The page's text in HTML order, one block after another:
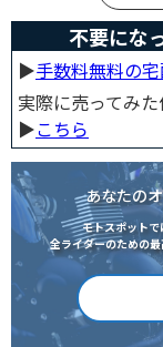
不要にな
▶︎手数料無料の
実際に売ってみ
▶︎こちら
あなたの
モトスポット
全ライダーのための